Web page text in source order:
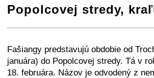
Popolcovej stredy,
+ − ⛶
Fašiangy predstavujú obdobie od
januára) do Popolcovej stredy. Tá v
18. februára. Názov je odvodený z